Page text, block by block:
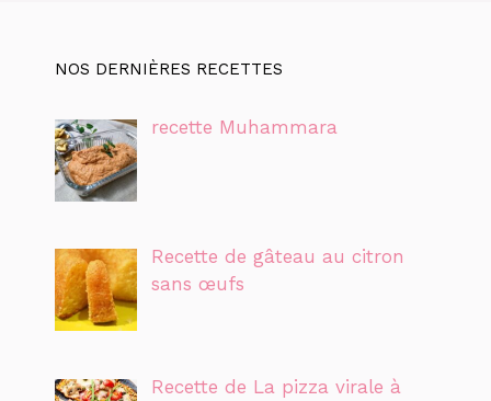
NOS DERNIÈRES RECETTES
recette Muhammara
Recette de gâteau au citron
sans œufs
Recette de La pizza virale à